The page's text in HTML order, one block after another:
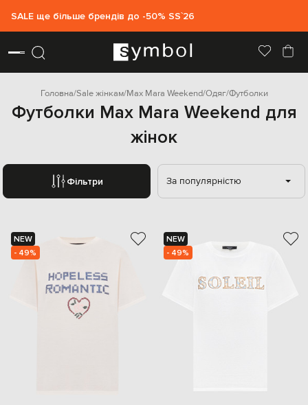
SALE ще більше брендів до -50% SS`26
Головна Sale жінкам Max Mara Weekend Одяг Футболки
Футболки Max Mara Weekend для
жінок
Фільтри За популярністю
NEW
- 49%
NEW
- 49%